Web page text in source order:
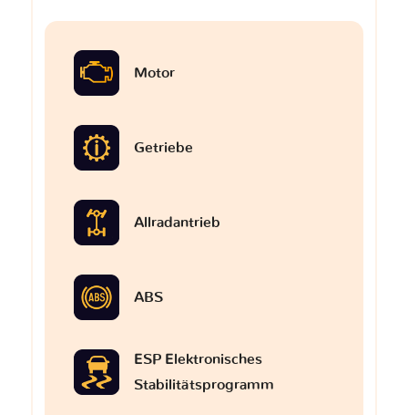
Motor
Getriebe
Allradantrieb
ABS
ESP Elektronisches
Stabilitätsprogramm